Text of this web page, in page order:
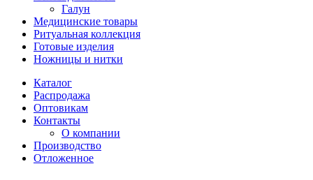
Галун
Медицинские товары
Ритуальная коллекция
Готовые изделия
Ножницы и нитки
Каталог
Распродажа
Оптовикам
Контакты
О компании
Производство
Отложенное